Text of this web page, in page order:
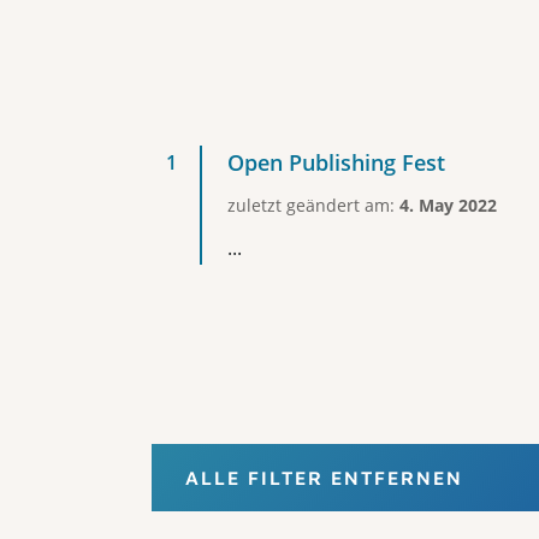
Open Publishing Fest
zuletzt geändert am: 4. May 2022
...
ALLE FILTER ENTFERNEN